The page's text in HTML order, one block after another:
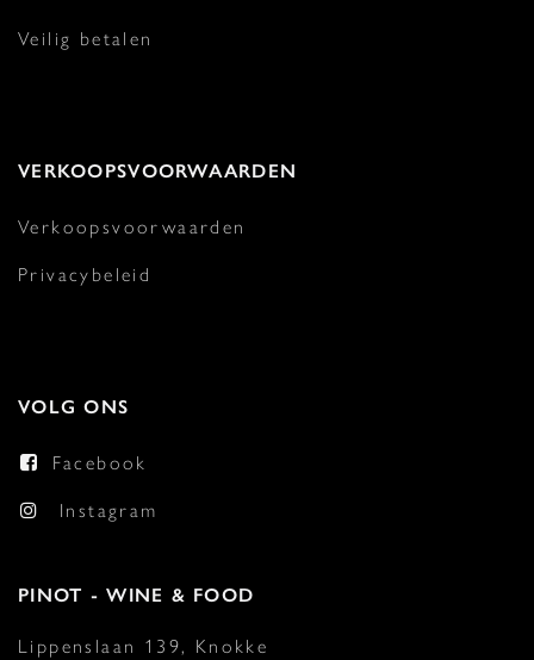
Veilig betalen
VERKOOPSVOORWAARDEN
Verkoopsvoorwaarden
Privacybeleid
VOLG ONS
Facebook
Instagram
PINOT - WINE & FOOD
Lippenslaan 139, Knokke